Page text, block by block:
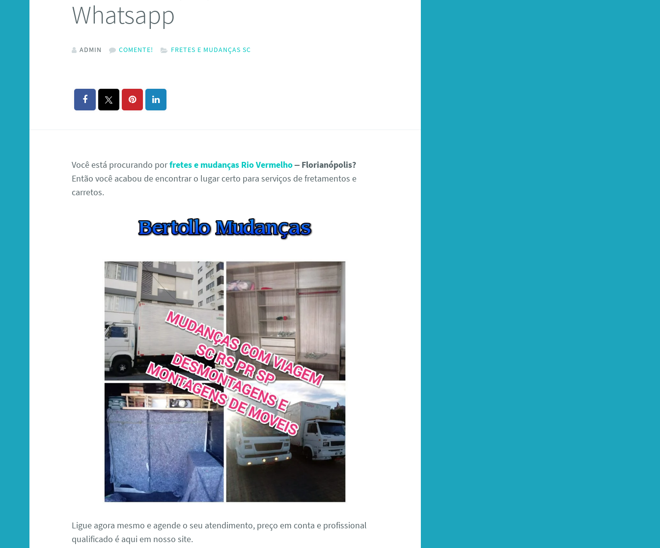
Whatsapp
ADMIN COMENTE! FRETES E MUDANÇAS SC
Você está procurando porfretes e mudanças Rio Vermelho– Florianópolis?
Então você acabou de encontrar o lugar certo para serviços de fretamentos e
carretos.
Ligue agora mesmo e agende o seu atendimento, preço em conta e profissional
qualificado é aqui em nosso site.